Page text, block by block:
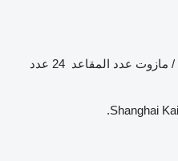
/ مازوت عدد المقاعد 24 عدد
Shanghai